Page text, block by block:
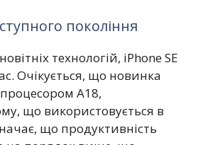
покоління
технологій, iPhone SE
Очікується, що новинка
A18,
що використовується в
що продуктивність